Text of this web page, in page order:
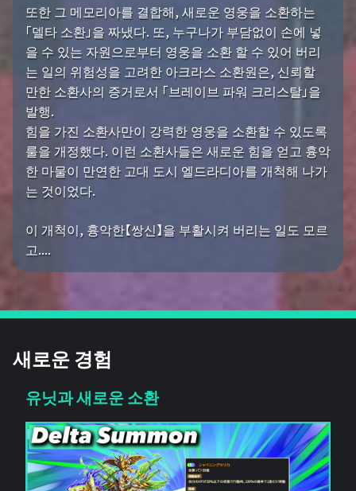
또한 그 메모리아를 결합해, 새로운 영웅을 소환하는
「델타 소환」을 짜냈다. 또, 누구나가 부담없이 손에 넣
을 수 있는 자원으로부터 영웅을 소환 할 수 있어 버리
는 일의 위험성을 고려한 아크라스 소환원은, 신뢰할
만한 소환사의 증거로서 「브레이브 파워 크리스탈」을
발행.
힘을 가진 소환사만이 강력한 영웅을 소환할 수 있도록
룰을 개정했다. 이런 소환사들은 새로운 힘을 얻고 흉악
한 마물이 만연한 고대 도시 엘드라디아를 개척해 나가
는 것이었다.
이 개척이, 흉악한【쌍신】을 부활시켜 버리는 일도 모르
고....
새로운 경험
유닛과 새로운 소환